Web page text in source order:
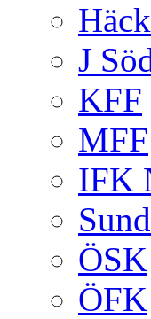
J
KFF
MFF
IFK
ÖSK
ÖFK